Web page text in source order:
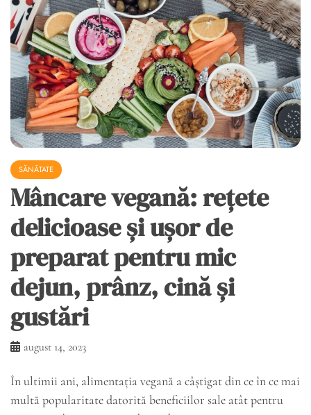
SĂNĂTATE
Mâncare vegană: rețete
delicioase și ușor de
preparat pentru mic
dejun, prânz, cină și
gustări
august 14, 2023
În ultimii ani, alimentația vegană a câștigat din ce în ce mai
multă popularitate datorită beneficiilor sale atât pentru